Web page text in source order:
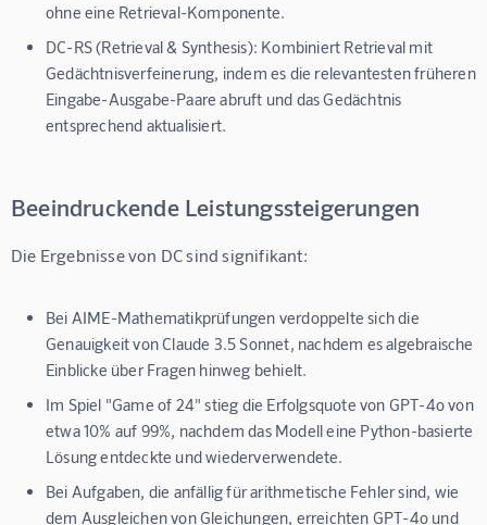
ohne eine Retrieval-Komponente.
DC-RS (Retrieval & Synthesis): Kombiniert Retrieval mit
Gedächtnisverfeinerung, indem es die relevantesten früheren
Eingabe-Ausgabe-Paare abruft und das Gedächtnis
entsprechend aktualisiert.
Beeindruckende Leistungssteigerungen
Die Ergebnisse von DC sind signifikant:
Bei AIME-Mathematikprüfungen verdoppelte sich die
Genauigkeit von Claude 3.5 Sonnet, nachdem es algebraische
Einblicke über Fragen hinweg behielt.
Im Spiel "Game of 24" stieg die Erfolgsquote von GPT-4o von
etwa 10% auf 99%, nachdem das Modell eine Python-basierte
Lösung entdeckte und wiederverwendete.
Bei Aufgaben, die anfällig für arithmetische Fehler sind, wie
dem Ausgleichen von Gleichungen, erreichten GPT-4o und